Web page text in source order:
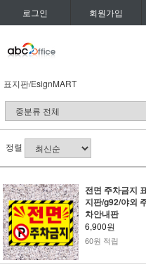
로그인 회원가입
표지판/EsignMART
정렬
전면 주차금지
지판/g92/야외
차안내판
6,900원
60원 적립